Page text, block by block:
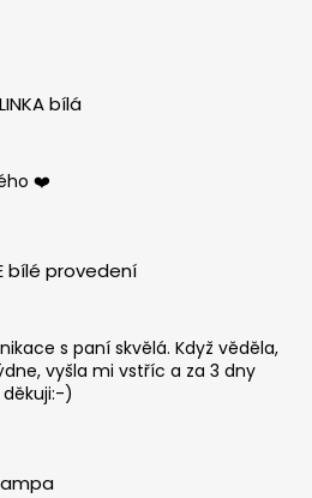
bílá
je 5 z 5 hvězdiček.
❤️
bílé provedení
je 5 z 5 hvězdiček.
s paní skvělá. Když věděla,
vyšla mi vstříc a za 3 dny
)